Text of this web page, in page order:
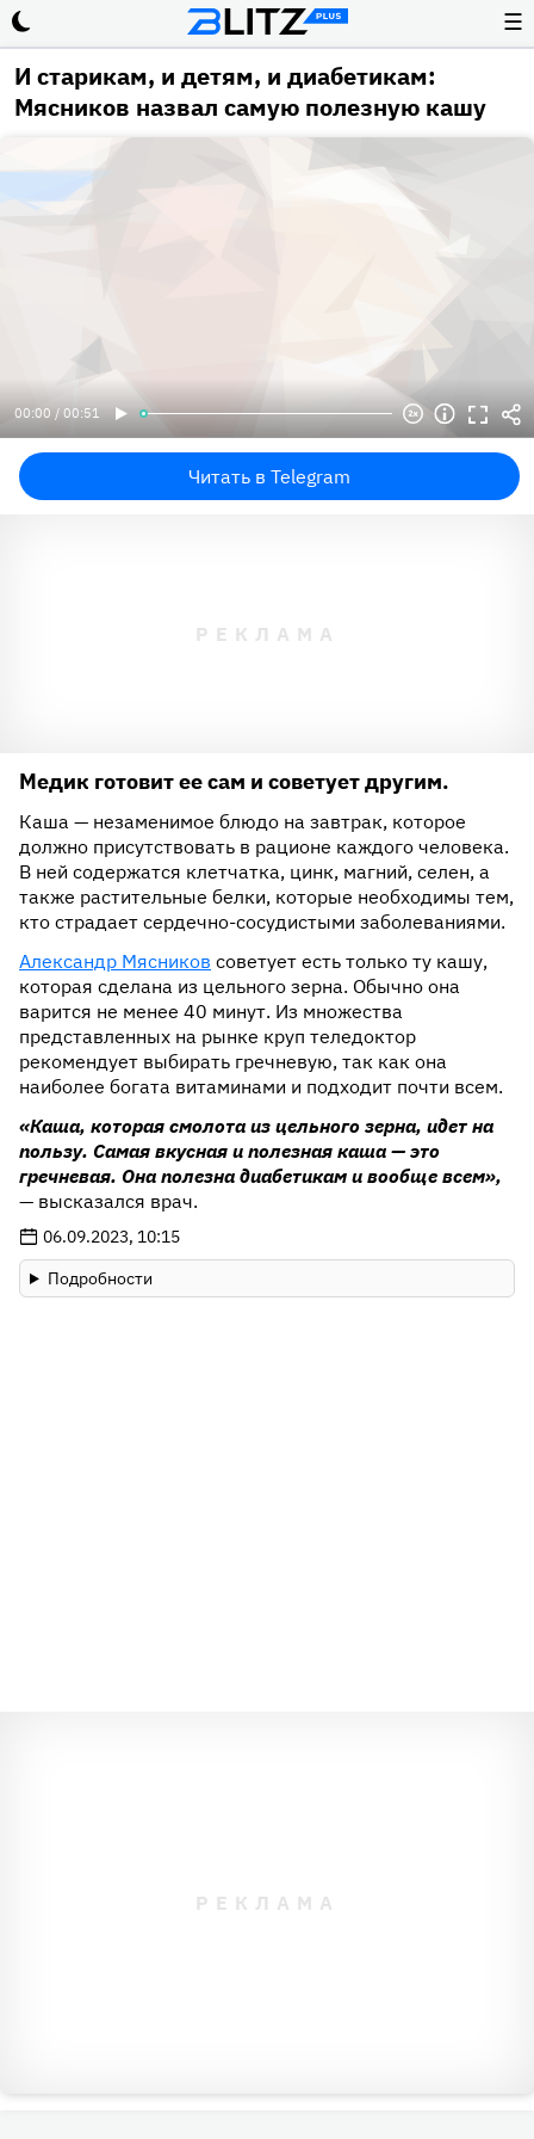
☰
И старикам, и детям, и диабетикам:
Мясников назвал самую полезную кашу
00:00 / 00:51
Читать в Telegram
Медик готовит ее сам и советует другим.
Каша — незаменимое блюдо на завтрак, которое
должно присутствовать в рационе каждого человека.
В ней содержатся клетчатка, цинк, магний, селен, а
также растительные белки, которые необходимы тем,
кто страдает сердечно-сосудистыми заболеваниями.
Александр Мясников советует есть только ту кашу,
которая сделана из цельного зерна. Обычно она
варится не менее 40 минут. Из множества
представленных на рынке круп теледоктор
рекомендует выбирать гречневую, так как она
наиболее богата витаминами и подходит почти всем.
«Каша, которая смолота из цельного зерна, идет на
пользу. Самая вкусная и полезная каша — это
гречневая. Она полезна диабетикам и вообще всем»,
— высказался врач.
06.09.2023, 10:15
Подробности